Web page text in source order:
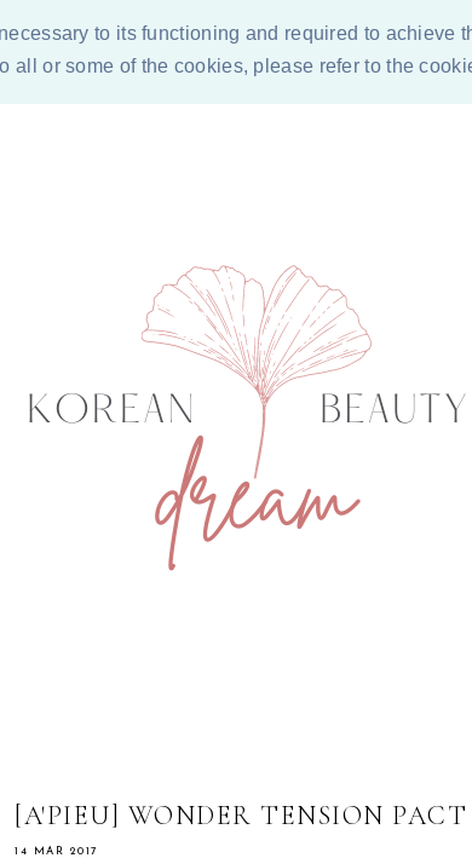
to its functioning and required to achieve
all or some of the cookies, please refer to the
[A'PIEU] WONDER TENSION
14 MAR 2017